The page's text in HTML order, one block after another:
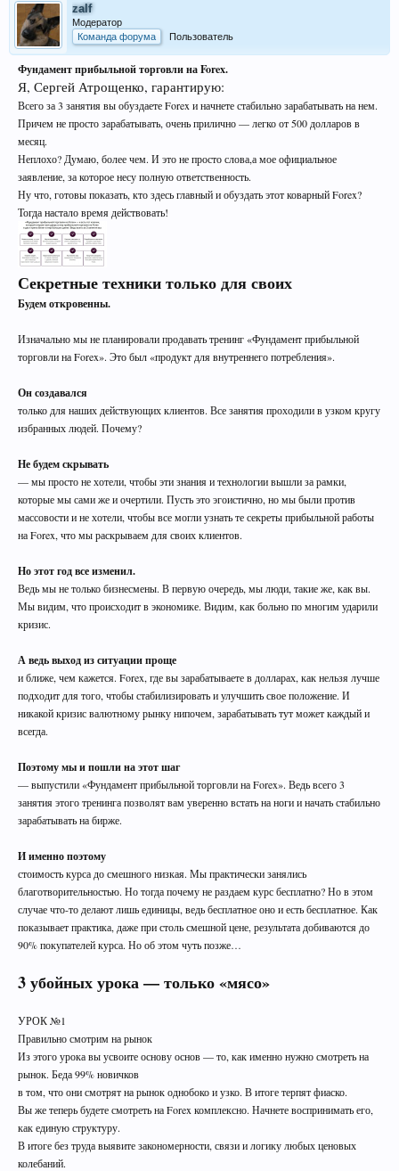
zalf
Модератор
Команда форума
Пользователь
Фундамент прибыльной торговли на Forex.
Я, Сергей Атрощенко, гарантирую:
Всего за 3 занятия вы обуздаете Forex и начнете стабильно зарабатывать на нем.
Причем не просто зарабатывать, очень прилично — легко от 500 долларов в
месяц.
Неплохо? Думаю, более чем. И это не просто слова,а мое официальное
заявление, за которое несу полную ответственность.
Ну что, готовы показать, кто здесь главный и обуздать этот коварный Forex?
Тогда настало время действовать!
Секретные техники только для своих
Будем откровенны.
Изначально мы не планировали продавать тренинг «Фундамент прибыльной
торговли на Forex». Это был «продукт для внутреннего потребления».
Он создавался
только для наших действующих клиентов. Все занятия проходили в узком кругу
избранных людей. Почему?
Не будем скрывать
— мы просто не хотели, чтобы эти знания и технологии вышли за рамки,
которые мы сами же и очертили. Пусть это эгоистично, но мы были против
массовости и не хотели, чтобы все могли узнать те секреты прибыльной работы
на Forex, что мы раскрываем для своих клиентов.
Но этот год все изменил.
Ведь мы не только бизнесмены. В первую очередь, мы люди, такие же, как вы.
Мы видим, что происходит в экономике. Видим, как больно по многим ударили
кризис.
А ведь выход из ситуации проще
и ближе, чем кажется. Forex, где вы зарабатываете в долларах, как нельзя лучше
подходит для того, чтобы стабилизировать и улучшить свое положение. И
никакой кризис валютному рынку нипочем, зарабатывать тут может каждый и
всегда.
Поэтому мы и пошли на этот шаг
— выпустили «Фундамент прибыльной торговли на Forex». Ведь всего 3
занятия этого тренинга позволят вам уверенно встать на ноги и начать стабильно
зарабатывать на бирже.
И именно поэтому
стоимость курса до смешного низкая. Мы практически занялись
благотворительностью. Но тогда почему не раздаем курс бесплатно? Но в этом
случае что-то делают лишь единицы, ведь бесплатное оно и есть бесплатное. Как
показывает практика, даже при столь смешной цене, результата добиваются до
90% покупателей курса. Но об этом чуть позже…
3 убойных урока — только «мясо»
УРОК №1
Правильно смотрим на рынок
Из этого урока вы усвоите основу основ — то, как именно нужно смотреть на
рынок. Беда 99% новичков
в том, что они смотрят на рынок однобоко и узко. В итоге терпят фиаско.
Вы же теперь будете смотреть на Forex комплексно. Начнете воспринимать его,
как единую структуру.
В итоге без труда выявите закономерности, связи и логику любых ценовых
колебаний.